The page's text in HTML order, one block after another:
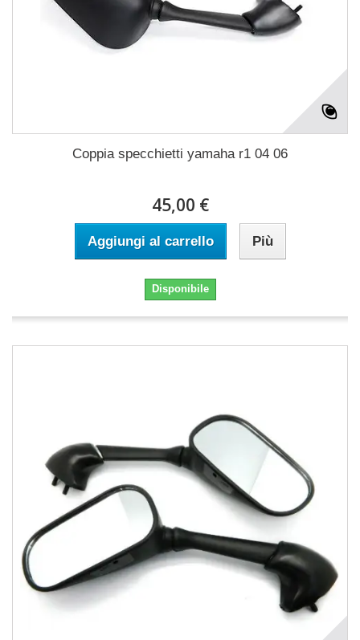
Coppia specchietti yamaha r1 04 06
45,00 €
Aggiungi al carrello Più
Disponibile